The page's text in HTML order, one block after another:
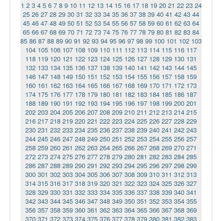
1 2 3 4 5 6 7 8 9 10 11 12 13 14 15 16 17 18 19 20 21 22 23 24
25 26 27 28 29 30 31 32 33 34 35 36 37 38 39 40 41 42 43 44
45 46 47 48 49 50 51 52 53 54 55 56 57 58 59 60 61 62 63 64
65 66 67 68 69 70 71 72 73 74 75 76 77 78 79 80 81 82 83 84
85 86 87 88 89 90 91 92 93 94 95 96 97 98 99 100 101 102 103
104 105 106 107 108 109 110 111 112 113 114 115 116 117
118 119 120 121 122 123 124 125 126 127 128 129 130 131
132 133 134 135 136 137 138 139 140 141 142 143 144 145
146 147 148 149 150 151 152 153 154 155 156 157 158 159
160 161 162 163 164 165 166 167 168 169 170 171 172 173
174 175 176 177 178 179 180 181 182 183 184 185 186 187
188 189 190 191 192 193 194 195 196 197 198 199 200 201
202 203 204 205 206 207 208 209 210 211 212 213 214 215
216 217 218 219 220 221 222 223 224 225 226 227 228 229
230 231 232 233 234 235 236 237 238 239 240 241 242 243
244 245 246 247 248 249 250 251 252 253 254 255 256 257
258 259 260 261 262 263 264 265 266 267 268 269 270 271
272 273 274 275 276 277 278 279 280 281 282 283 284 285
286 287 288 289 290 291 292 293 294 295 296 297 298 299
300 301 302 303 304 305 306 307 308 309 310 311 312 313
314 315 316 317 318 319 320 321 322 323 324 325 326 327
328 329 330 331 332 333 334 335 336 337 338 339 340 341
342 343 344 345 346 347 348 349 350 351 352 353 354 355
356 357 358 359 360 361 362 363 364 365 366 367 368 369
370 371 372 373 374 375 376 377 378 379 380 381 382 383